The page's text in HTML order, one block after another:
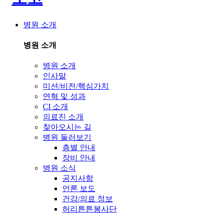
병원 소개
병원 소개
병원 소개
인사말
미션/비전/핵심가치
연혁 및 성과
CI 소개
의료진 소개
찾아오시는 길
병원 둘러보기
층별 안내
장비 안내
병원 소식
공지사항
언론 보도
건강/의료 정보
허리튼튼봉사단